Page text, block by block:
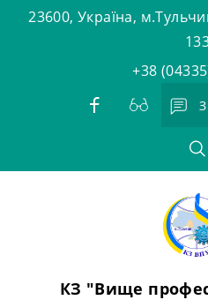
23600, Україна,
+38
КЗ "Вище